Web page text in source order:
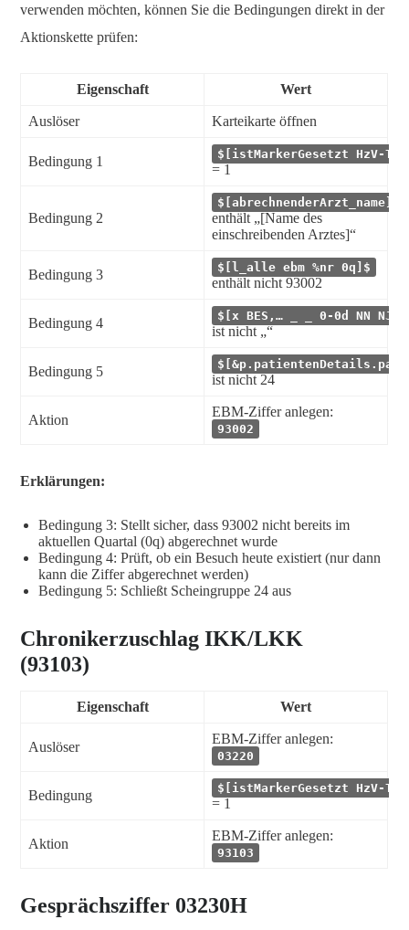
verwenden möchten, können Sie die Bedingungen direkt in der
Aktionskette prüfen:
Eigenschaft Wert
Auslöser Karteikarte öffnen
Bedingung 1 $[istMarkerGesetzt HzV-
= 1
Bedingung 2
$[abrechnenderArzt_name]$
enthält „[Name des
einschreibenden Arztes]“
Bedingung 3 $[l_alle ebm %nr 0q]$
enthält nicht 93002
Bedingung 4 $[x BES,… _ _ 0-0d NN NJ2J
ist nicht „“
Bedingung 5
ist nicht 24
Aktion
EBM-Ziffer anlegen:
93002
Erklärungen:
Bedingung 3: Stellt sicher, dass 93002 nicht bereits im
aktuellen Quartal (0q) abgerechnet wurde
Bedingung 4: Prüft, ob ein Besuch heute existiert (nur dann
kann die Ziffer abgerechnet werden)
Bedingung 5: Schließt Scheingruppe 24 aus
Chronikerzuschlag IKK/LKK
(93103)
Eigenschaft Wert
Auslöser
EBM-Ziffer anlegen:
03220
Bedingung $[istMarkerGesetzt HzV-
= 1
Aktion
EBM-Ziffer anlegen:
93103
Gesprächsziffer 03230H